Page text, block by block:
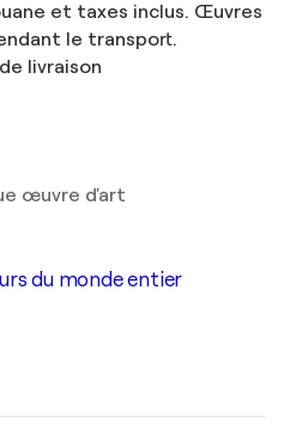
et taxes inclus. Œuvres
le transport.
livraison
œuvre d'art
du monde entier